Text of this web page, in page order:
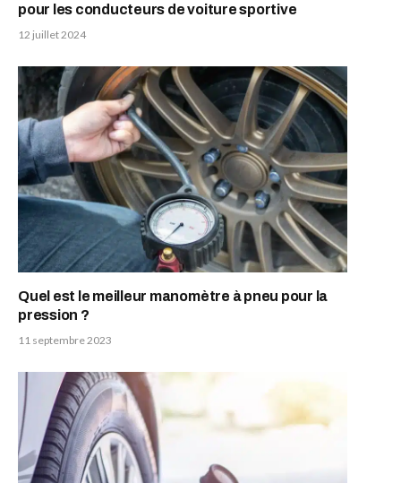
pour les conducteurs de voiture sportive
12 juillet 2024
Quel est le meilleur manomètre à pneu pour la
pression ?
11 septembre 2023